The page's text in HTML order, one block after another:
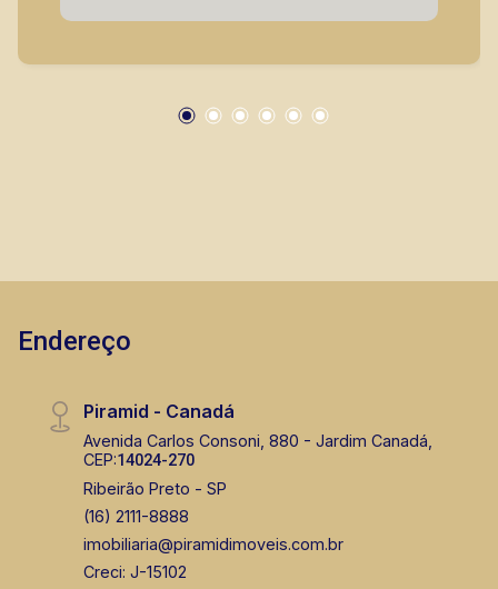
Porcelanato Portobello; - Corrimão em inox; -
Parque Uber Sul, Parque Municipal Dr. Luis
tem como objetivo atender seus clientes com
Endereço
Piramid - Canadá
Avenida Carlos Consoni, 880 - Jardim Canadá,
CEP:14024-270
Ribeirão Preto - SP
(16) 2111-8888
imobiliaria@piramidimoveis.com.br
Creci: J-15102